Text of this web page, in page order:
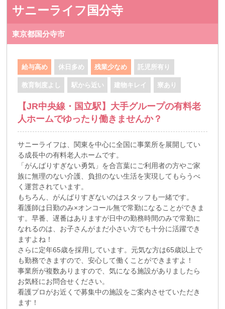
サニーライフ国分寺
東京都国分寺市
給与高め 休日多め 残業少なめ 託児所有り
教育制度よし 駅から近い 建物キレイ 寮あり
【JR中央線・国立駅】大手グループの有料老
人ホームでゆったり働きませんか？
サニーライフは、関東を中心に全国に事業所を展開してい
る成長中の有料老人ホームです。
「がんばりすぎない勇気」を合言葉にご利用者の方やご家
族に無理のない介護、負担のない生活を実現してもらうべ
く運営されています。
もちろん、がんばりすぎないのはスタッフも一緒です。
看護師は日勤のみ×オンコール無で常勤になることができま
す。早番、遅番はありますが日中の勤務時間のみで常勤に
なれるのは、お子さんがまだ小さい方でも十分に活躍でき
ますよね！
さらに定年65歳を採用しています。元気な方は65歳以上で
も勤務できますので、安心して働くことができますよ！
事業所が複数ありますので、気になる施設がありましたら
お気軽にお問合せください。
看護プロがお近くで募集中の施設をご案内させていただき
ます！